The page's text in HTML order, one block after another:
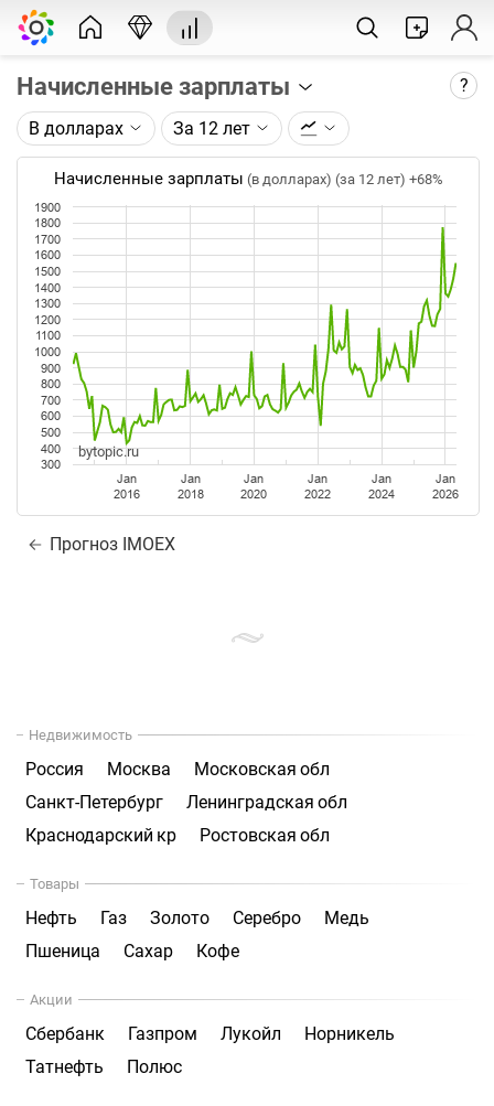
Начисленные зарплаты ?
Описание графика:
Среднемесячная номинальная начисленная
заработная плата (ФОТ) работников в целом по
экономике по данным Росстата.
Каждая точка на графике - среднее значение за
месяц. Таймфрейм (месяц) не меняется при
изменении глубины графика.
Данные добавляются ежемесячно после
официальной публикации Росстатом.
В долларах За 12 лет
Начисленные зарплаты (в долларах) (за 12 лет) +68%
Jan
2016
Jan
2018
Jan
2020
Jan
2022
Jan
2024
Jan
2026
300
400
500
600
700
800
900
1000
1100
1200
1300
1400
1500
1600
1700
1800
1900
bytopic.ru
Прогноз IMOEX
Недвижимость
Россия Москва
Московская обл
Санкт-Петербург
Ленинградская обл
Краснодарский кр
Ростовская обл
Товары
Нефть Газ Золото Серебро
Медь
Пшеница
Сахар Кофе
Акции
Сбербанк Газпром Лукойл
Норникель
Татнефть
Полюс